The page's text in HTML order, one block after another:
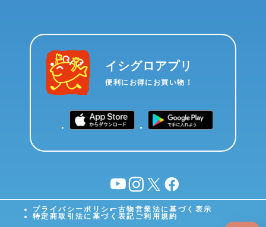
イシグロアプリ
便利にお得にお買い物！
YouTubeinstagram
X facebook
プライバシーポリシー古物営業法に基づく表示
特定商取引法に基づく表記 ご利用規約